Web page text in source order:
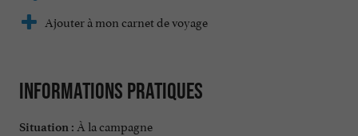
Ajouter à mon carnet de voyage
Informations pratiques
Situation : À la campagne